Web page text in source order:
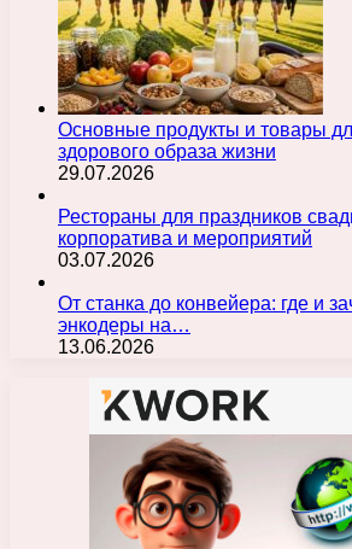
Основные продукты и товары
здорового образа жизни
29.07.2026
Рестораны для праздников
корпоратива и мероприятий
03.07.2026
От станка до конвейера: где и
энкодеры на…
13.06.2026